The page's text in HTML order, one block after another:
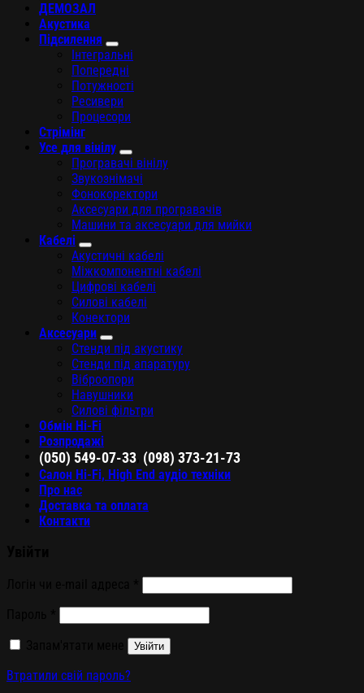
ДЕМОЗАЛ
Акустика
Підсилення
Інтегральні
Попередні
Потужності
Ресивери
Процесори
Стрімінг
Усе для вінілу
Програвачі вінілу
Звукознімачі
Фонокоректори
Аксесуари для програвачів
Машини та аксесуари для мийки
Кабелі
Акустичні кабелі
Міжкомпонентні кабелі
Цифрові кабелі
Силові кабелі
Конектори
Аксесуари
Стенди під акустику
Стенди під апаратуру
Віброопори
Навушники
Силові фільтри
Обмін Hi-Fi
Розпродажі
(050) 549-07-33 (098) 373-21-73
Салон Hi-Fi, High End аудіо техніки
Про нас
Доставка та оплата
Контакти
Увійти
Втратили свій пароль?